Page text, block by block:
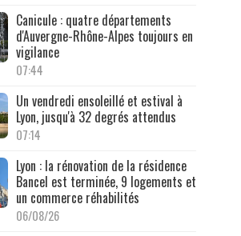
Canicule : quatre départements
d'Auvergne-Rhône-Alpes toujours en
vigilance
07:44
Un vendredi ensoleillé et estival à
Lyon, jusqu'à 32 degrés attendus
07:14
Lyon : la rénovation de la résidence
Bancel est terminée, 9 logements et
un commerce réhabilités
06/08/26